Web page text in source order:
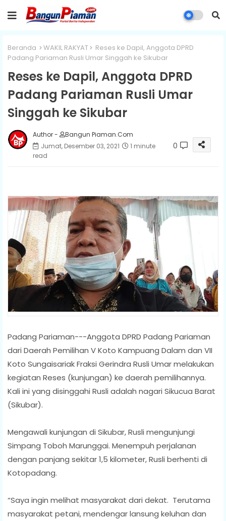
Beranda WAKIL RAKYAT
Reses ke Dapil, Anggota DPRD
Padang Pariaman Rusli Umar Singgah ke Sikubar
Reses ke Dapil, Anggota DPRD
Padang Pariaman Rusli Umar
Singgah ke Sikubar
Author -
Bangun Piaman.Com
Jumat, Desember 03, 2021
1 minute
read
0
Padang Pariaman---Anggota DPRD Padang Pariaman
dari Daerah Pemilihan V Koto Kampuang Dalam dan VII
Koto Sungaisariak Fraksi Gerindra Rusli Umar melakukan
kegiatan Reses (kunjungan) ke daerah pemilihannya.
Kali ini yang disinggahi Rusli adalah nagari Sikucua Barat
(Sikubar).
Mengawali kunjungan di Sikubar, Rusli mengunjungi
Simpang Toboh Marunggai. Menempuh perjalanan
dengan panjang sekitar 1,5 kilometer, Rusli berhenti di
Kotopadang.
“Saya ingin melihat masyarakat dari dekat. Terutama
masyarakat petani, mendengar lansung keluhan dan